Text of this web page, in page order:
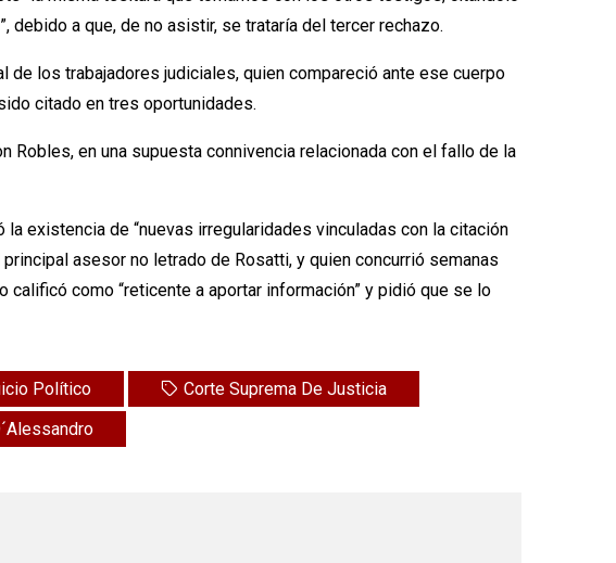
debido a que, de no asistir, se trataría del tercer rechazo.
de los trabajadores judiciales, quien compareció ante ese cuerpo
citado en tres oportunidades.
Robles, en una supuesta connivencia relacionada con el fallo de la
existencia de “nuevas irregularidades vinculadas con la citación
asesor no letrado de Rosatti, y quien concurrió semanas
como “reticente a aportar información” y pidió que se lo
Político
Corte Suprema De Justicia